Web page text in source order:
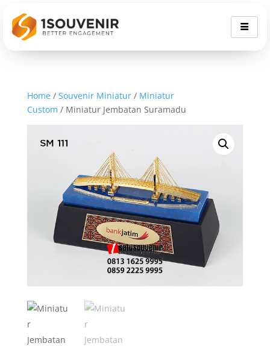
Home/ Souvenir Miniatur/ Miniatur
Custom / Miniatur Jembatan Suramadu